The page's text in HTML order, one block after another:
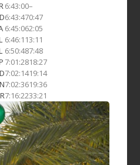
6:43:00–
6:43:470:47
6:45:062:05
6:46:113:11
6:50:487:48
7:01:2818:27
7:02:1419:14
7:02:3619:36
7:16:2233:21